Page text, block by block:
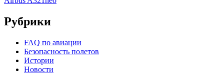
Рубрики
FAQ по авиации
Безопасность полетов
Истории
Новости